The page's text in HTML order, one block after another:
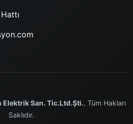
San. Tic.Ltd.Şti.. Tüm Hakları
Saklıdır.